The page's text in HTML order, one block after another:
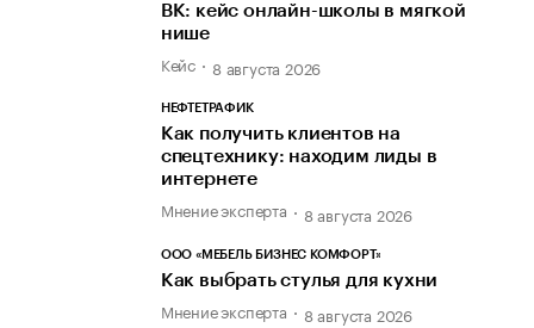
ВК: кейс онлайн-школы в мягкой
нише
Кейс 8 августа 2026
НЕФТЕТРАФИК
Как получить клиентов на
спецтехнику: находим лиды в
интернете
Мнение эксперта 8 августа 2026
ООО «МЕБЕЛЬ БИЗНЕС КОМФОРТ»
Как выбрать стулья для кухни
Мнение эксперта 8 августа 2026